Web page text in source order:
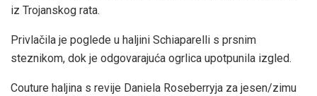
iz Trojanskog rata.
Privlačila je poglede u haljini Schiaparelli s prsnim
steznikom, dok je odgovarajuća ogrlica upotpunila izgled.
Couture haljina s revije Daniela Roseberryja za jesen/zimu